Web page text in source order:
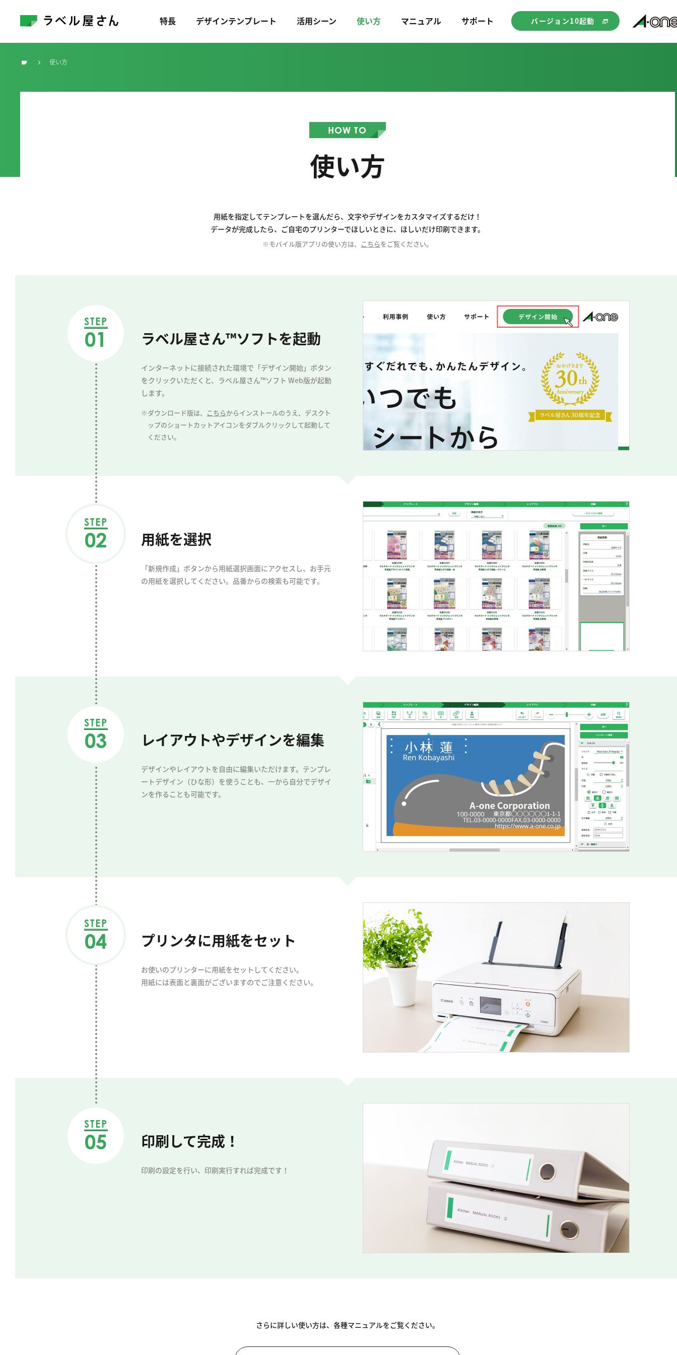
特長 デザインテンプレート 活用シーン 使い方 マニュアル サポート バージョン10起動
トップ 使い方
HOW TO
使い方
用紙を指定してテンプレートを選んだら、文字やデザインをカスタマイズするだけ！
データが完成したら、ご自宅のプリンターでほしいときに、ほしいだけ印刷できます。
※モバイル版アプリの使い方は、 こちらをご覧ください。
STEP
01 ラベル屋さん™ソフトを起動
インターネットに接続された環境で「デザイン開始」ボタン
をクリックいただくと、ラベル屋さん™ソフト Web版が起動
します。
※ダウンロード版は、 こちらからインストールのうえ、デスクト
ップのショートカットアイコンをダブルクリックして起動して
ください。
STEP
02 用紙を選択
「新規作成」ボタンから用紙選択画面にアクセスし、お手元
の用紙を選択してください。品番からの検索も可能です。
STEP
03 レイアウトやデザインを編集
デザインやレイアウトを自由に編集いただけます。テンプレ
ートデザイン（ひな形）を使うことも、一から自分でデザイ
ンを作ることも可能です。
STEP
04 プリンタに用紙をセット
お使いのプリンターに用紙をセットしてください。
用紙には表面と裏面がございますのでご注意ください。
STEP
05 印刷して完成！
印刷の設定を行い、印刷実行すれば完成です！
さらに詳しい使い方は、 各種マニュアルをご覧ください。